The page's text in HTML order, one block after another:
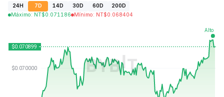
24H 7D 14D 30D 60D
200D
Máximo: NT$0.071186 Mínimo: NT$0.068404